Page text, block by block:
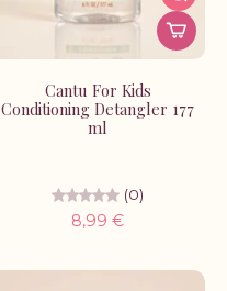
Cantu For Kids
Conditioning Detangler 177
ml
(0)
8,99 €